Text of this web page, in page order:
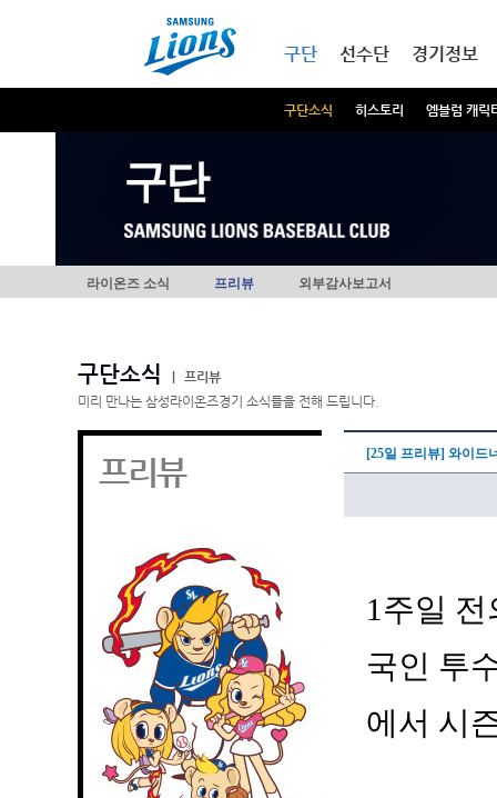
구단
구단소식 히스토리 엠블럼 캐릭
선수단 경기정보
구단
라이온즈 소식 프리뷰 외부감사보고서
구단소식
프리뷰
미리 만나는 삼성라이온즈경기 소식들을 전해 드립니다.
프리뷰 [25일 프리뷰] 와이드
1주일
국인 투
에서 시